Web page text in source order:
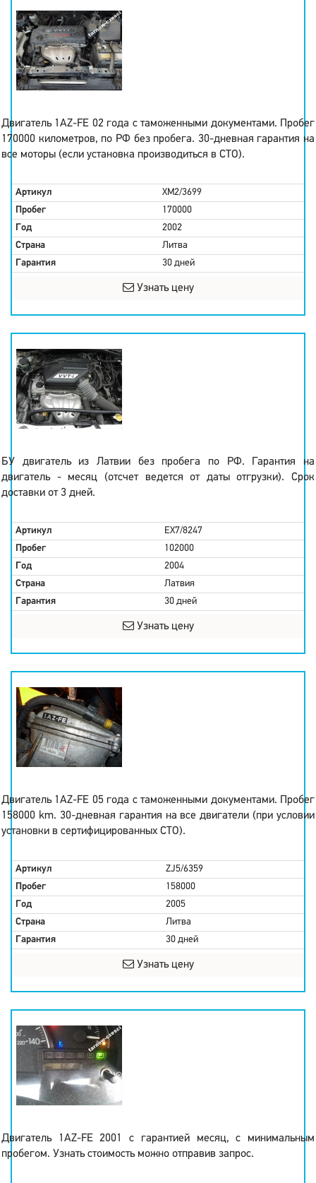
Двигатель 1AZ-FE 02 года с таможенными документами. Пробег
170000 километров, по РФ без пробега. 30-дневная гарантия на
все моторы (если установка производиться в СТО).
Артикул
XM2/3699
Пробег
170000
Год
2002
Страна
Литва
Гарантия
30 дней
Узнать цену
БУ двигатель из Латвии без пробега по РФ. Гарантия на
двигатель - месяц (отсчет ведется от даты отгрузки). Срок
доставки от 3 дней.
Артикул
EX7/8247
Пробег
102000
Год
2004
Страна
Латвия
Гарантия
30 дней
Узнать цену
Двигатель 1AZ-FE 05 года с таможенными документами. Пробег
158000 km. 30-дневная гарантия на все двигатели (при условии
установки в сертифицированных СТО).
Артикул
ZJ5/6359
Пробег
158000
Год
2005
Страна
Литва
Гарантия
30 дней
Узнать цену
Двигатель 1AZ-FE 2001 с гарантией месяц, с минимальным
пробегом. Узнать стоимость можно отправив запрос.